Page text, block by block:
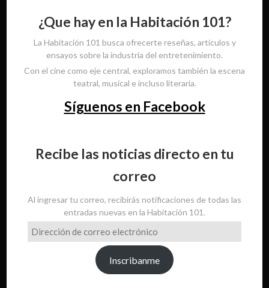
¿Que hay en la Habitación 101?
La Habitación 101 busca ofrecerte reseñas, artículos y
ensayos sobre la industria del entretenimiento.
Con el cine como eje central, exploramos también la escena
teatral, musical e incluso literaria.
Síguenos en Facebook
Recibe las noticias directo en tu
correo
Al ingresar tu correo, recibirás notificaciones de todas las
entradas nuevas en la Habitación 101.
Dirección
de
Inscribanme